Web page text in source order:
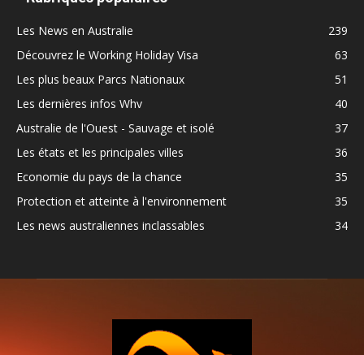
Les News en Australie
239
Découvrez le Working Holiday Visa
63
Les plus beaux Parcs Nationaux
51
Les dernières infos Whv
40
Australie de l'Ouest - Sauvage et isolé
37
Les états et les principales villes
36
Economie du pays de la chance
35
Protection et atteinte à l'environnement
35
Les news australiennes inclassables
34